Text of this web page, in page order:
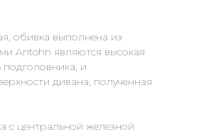
обивка выполнена из
Antohn являются высокая
и
дивана, полученная
с центральной железной